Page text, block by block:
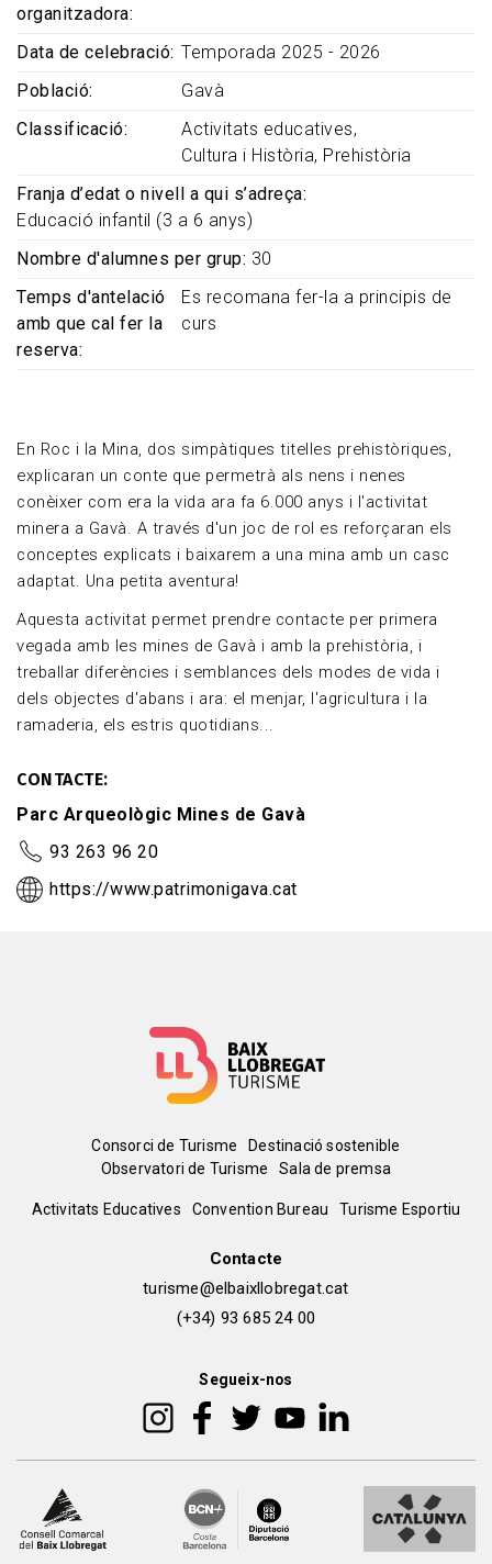
En Roc i la Mina, dos simpàtiques titelles prehistòriques,
explicaran un conte que permetrà als nens i nenes
conèixer com era la vida ara fa 6.000 anys i l'activitat
minera a Gavà. A través d'un joc de rol es reforçaran els
conceptes explicats i baixarem a una mina amb un casc
adaptat. Una petita aventura!
Aquesta activitat permet prendre contacte per primera
vegada amb les mines de Gavà i amb la prehistòria, i
treballar diferències i semblances dels modes de vida i
dels objectes d'abans i ara: el menjar, l'agricultura i la
ramaderia, els estris quotidians...
CONTACTE
Parc Arqueològic Mines de Gavà
93 263 96 20
https://www.patrimonigava.cat
organitzadora
Data de celebració Temporada 2025 - 2026
Població
Gavà
Classificació
Activitats educatives
Cultura i Història Prehistòria
Franja d’edat o nivell a qui s’adreça
Educació infantil (3 a 6 anys)
Nombre d'alumnes per grup 30
Temps d'antelació
amb que cal fer la
reserva
Es recomana fer-la a principis de
curs
Menú
del
Consorci de Turisme
Destinació sostenible
Observatori de Turisme
Sala de premsa
Peu
Activitats Educatives Convention Bureau Turisme Esportiu
Contacte
turisme@elbaixllobregat.cat
(+34) 93 685 24 00
Segueix-nos